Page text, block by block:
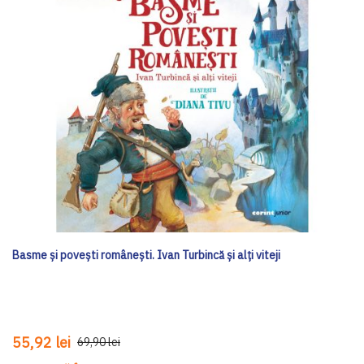
Basme și povești românești. Ivan Turbincă și alți viteji
55,92 lei 69,90 lei